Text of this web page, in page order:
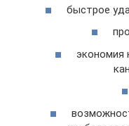
быстрое
экономия